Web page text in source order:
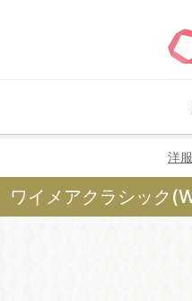
洋
ワイメアクラシック